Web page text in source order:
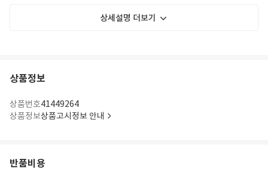
상세설명 더보기
상품정보
상품번호41449264
상품정보상품고시정보 안내
반품비용